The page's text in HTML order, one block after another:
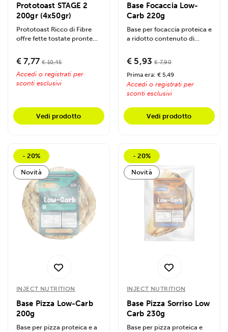
Prototoast STAGE 2
200gr (4x50gr)
Prototoast Ricco di Fibre
offre fette tostate pronte
contenuto...
€ 7,77 € 10,45
Accedi o registrati per
sconti esclusivi
Vedi prodotto
Base Focaccia Low-
Carb 220g
Base per focaccia proteica e
a ridotto contenuto di
220g....
€ 5,93 € 7,90
Prima era: € 5,49
Accedi o registrati per
sconti esclusivi
Vedi prodotto
- 20%
Novità
INJECT NUTRITION
Base Pizza Low-Carb
200g
Base per pizza proteica e a
- 20%
Novità
INJECT NUTRITION
Base Pizza Sorriso Low
Carb 230g
Base per pizza proteica e